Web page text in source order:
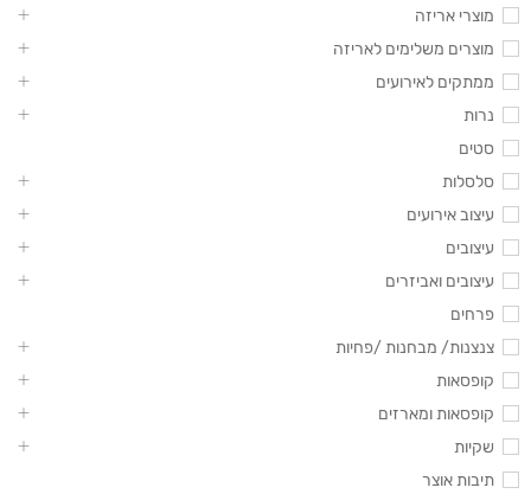
מוצרי אריזה
מוצרים משלימים לאריזה
ממתקים לאירועים
נרות
סטים
סלסלות
עיצוב אירועים
עיצובים
עיצובים ואביזרים
פרחים
צנצנות/ מבחנות /פחיות
קופסאות
קופסאות ומארזים
שקיות
תיבות אוצר